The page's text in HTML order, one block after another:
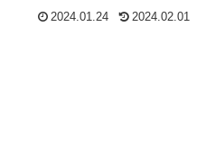
2024.01.24 2024.02.01